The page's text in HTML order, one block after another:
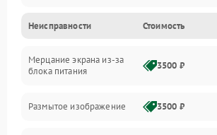
Лампа подсветки
Неисправность управления и
Неисправности Стоимость
Мерцание экрана из-за
блока питания
3500 ₽
Размытое изображение 3500 ₽